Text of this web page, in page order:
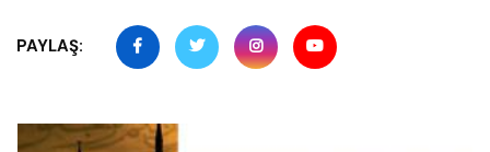
PAYLAŞ: